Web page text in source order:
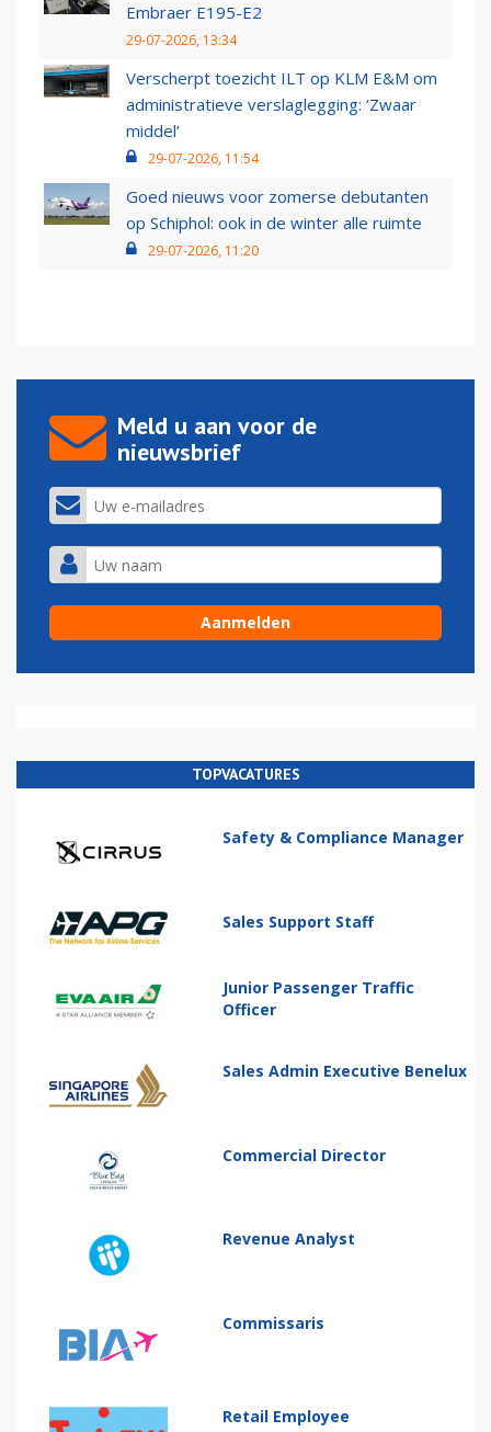
Embraer E195-E2
29-07-2026, 13:34
Verscherpt toezicht ILT op KLM E&M om
administratieve verslaglegging: ‘Zwaar
middel’
29-07-2026, 11:54
Goed nieuws voor zomerse debutanten
op Schiphol: ook in de winter alle ruimte
29-07-2026, 11:20
Meld u aan voor de
nieuwsbrief
TOPVACATURES
Safety & Compliance Manager
Sales Support Staff
Junior Passenger Traffic
Officer
Sales Admin Executive Benelux
Commercial Director
Revenue Analyst
Commissaris
Retail Employee